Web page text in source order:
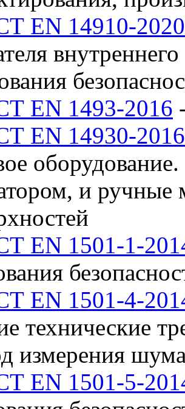
EN 14910-2020
EN 1493-2016
EN 14930-2016
и ручные
EN 1501-1-
EN 1501-4-
технические
измерения
EN 1501-5-